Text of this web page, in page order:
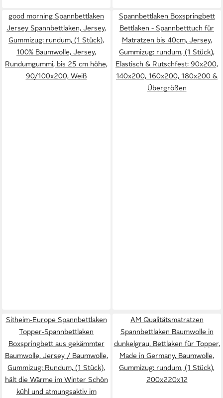
good morning Spannbettlaken
Jersey Spannbettlaken, Jersey,
Gummizug: rundum, (1 Stück),
100% Baumwolle, Jersey,
Rundumgummi, bis 25 cm höhe,
90/100x200, Weiß
Spannbettlaken Boxspringbett
Bettlaken - Spannbetttuch für
Matratzen bis 40cm, Jersey,
Gummizug: rundum, (1 Stück),
Elastisch & Rutschfest: 90x200,
140x200, 160x200, 180x200 &
Übergrößen
Sitheim-Europe Spannbettlaken
Topper-Spannbettlaken
Boxspringbett aus gekämmter
Baumwolle, Jersey / Baumwolle,
Gummizug: Rundum, (1 Stück),
hält die Wärme im Winter Schön
kühl und atmungsaktiv im
AM Qualitätsmatratzen
Spannbettlaken Baumwolle in
dunkelgrau, Bettlaken für Topper,
Made in Germany, Baumwolle,
Gummizug: rundum, (1 Stück),
200x220x12